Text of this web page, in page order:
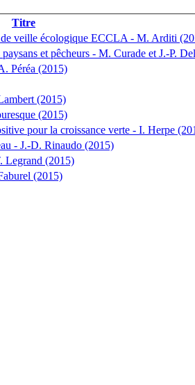
Titre
veille écologique ECCLA - M. Arditi
et pêcheurs - M. Curade et J.-P.
Péréa (2015)
(2015)
(2015)
pour la croissance verte - I. Herpe
- J.-D. Rinaudo (2015)
Legrand (2015)
(2015)